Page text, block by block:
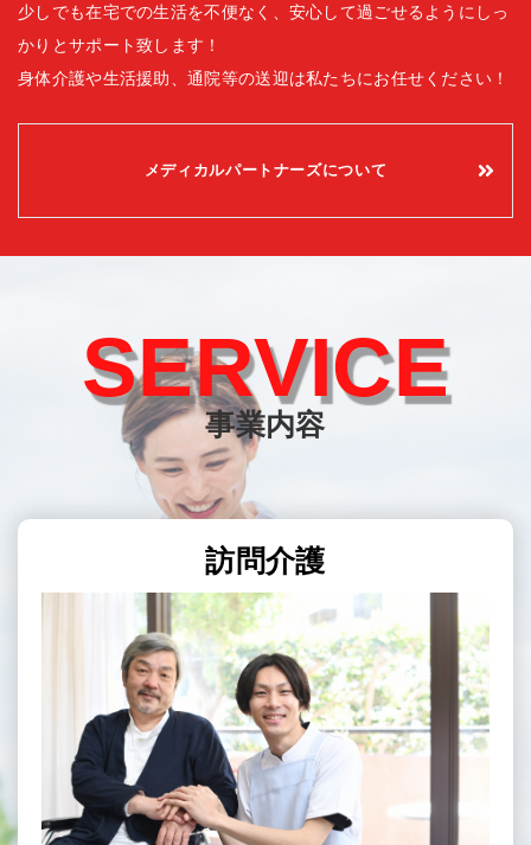
少しでも在宅での生活を不便なく、安心して過ごせるようにしっ
かりとサポート致します！
身体介護や生活援助、通院等の送迎は私たちにお任せください！
メディカルパートナーズについて
事業内容
SERVICE
訪問介護